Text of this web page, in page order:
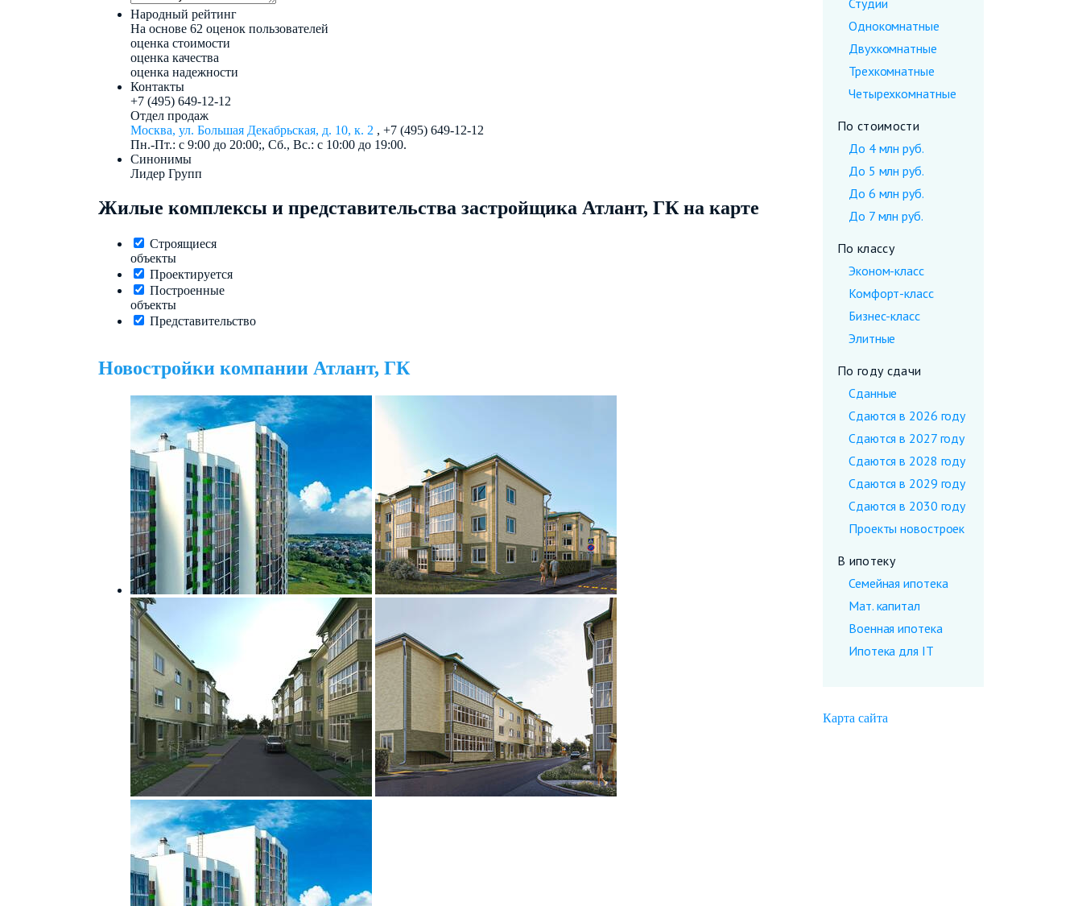
Студии
Однокомнатные
Двухкомнатные
Трехкомнатные
Четырехкомнатные
По стоимости
До 4 млн руб.
До 5 млн руб.
До 6 млн руб.
До 7 млн руб.
По классу
Эконом-класс
Комфорт-класс
Бизнес-класс
Элитные
По году сдачи
Сданные
Сдаются в 2026 году
Сдаются в 2027 году
Сдаются в 2028 году
Сдаются в 2029 году
Сдаются в 2030 году
Проекты новостроек
В ипотеку
Семейная ипотека
Мат. капитал
Военная ипотека
Ипотека для IT
Карта сайта
Народный рейтинг
На основе 62 оценок пользователей
оценка стоимости
оценка качества
оценка надежности
Контакты
+7 (495) 649-12-12
Отдел продаж
Москва, ул. Большая Декабрьская, д. 10, к. 2 , +7 (495) 649-12-12
Пн.-Пт.: с 9:00 до 20:00;, Сб., Вс.: с 10:00 до 19:00.
Синонимы
Лидер Групп
Жилые комплексы и представительства застройщика Атлант, ГК на карте
Строящиеся
объекты
Проектируется
Построенные
объекты
Представительство
Новостройки компании Атлант, ГК